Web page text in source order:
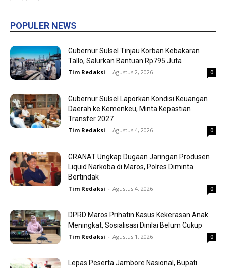
POPULER NEWS
Gubernur Sulsel Tinjau Korban Kebakaran
Tallo, Salurkan Bantuan Rp795 Juta
Tim Redaksi - Agustus 2, 2026 0
Gubernur Sulsel Laporkan Kondisi Keuangan
Daerah ke Kemenkeu, Minta Kepastian
Transfer 2027
Tim Redaksi - Agustus 4, 2026 0
GRANAT Ungkap Dugaan Jaringan Produsen
Liquid Narkoba di Maros, Polres Diminta
Bertindak
Tim Redaksi - Agustus 4, 2026 0
DPRD Maros Prihatin Kasus Kekerasan Anak
Meningkat, Sosialisasi Dinilai Belum Cukup
Tim Redaksi - Agustus 1, 2026 0
Lepas Peserta Jambore Nasional, Bupati